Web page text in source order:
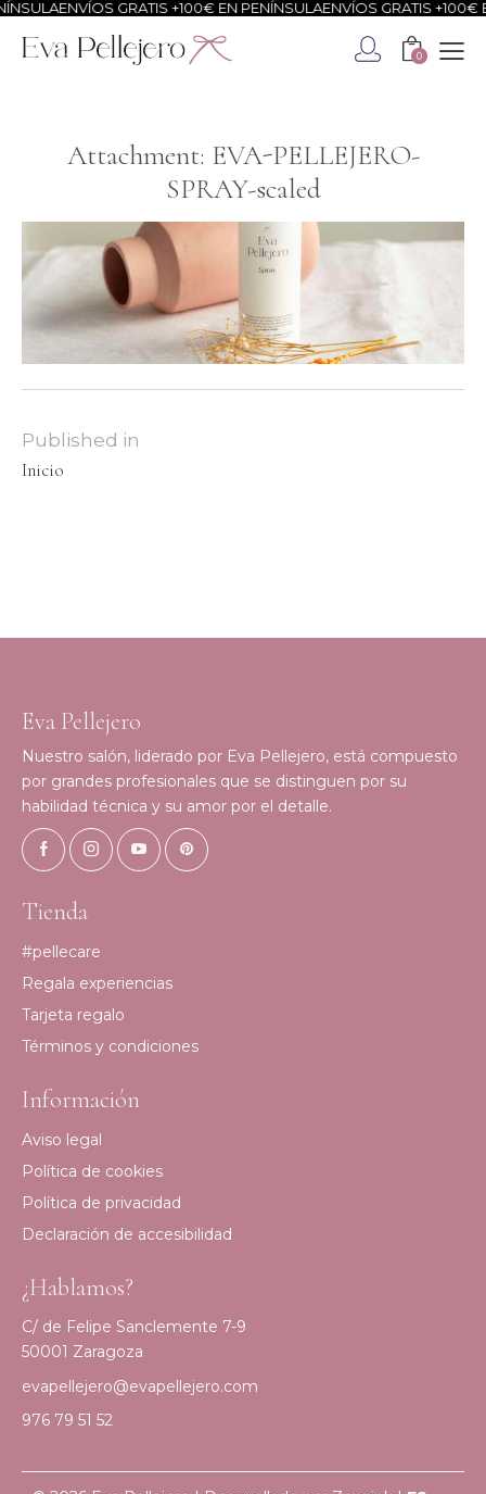
ENVÍOS GRATIS +100€ EN PENÍNSULAENVÍOS GRATIS +100€
0
Attachment: EVA-PELLEJERO-
SPRAY-scaled
Published in
Inicio
Eva Pellejero
Nuestro salón, liderado por Eva Pellejero, está compuesto
por grandes profesionales que se distinguen por su
habilidad técnica y su amor por el detalle.
Tienda
#pellecare
Regala experiencias
Tarjeta regalo
Términos y condiciones
Información
Aviso legal
Política de cookies
Política de privacidad
Declaración de accesibilidad
¿Hablamos?
C/ de Felipe Sanclemente 7-9
50001 Zaragoza
evapellejero@evapellejero.com
976 79 51 52